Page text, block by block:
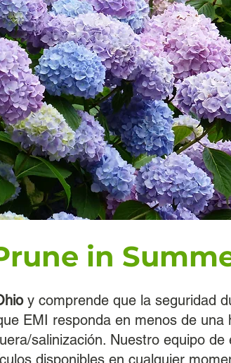
in
y comprende que la seguridad
EMI responda en menos de una
salinización. Nuestro equipo de
disponibles en cualquier